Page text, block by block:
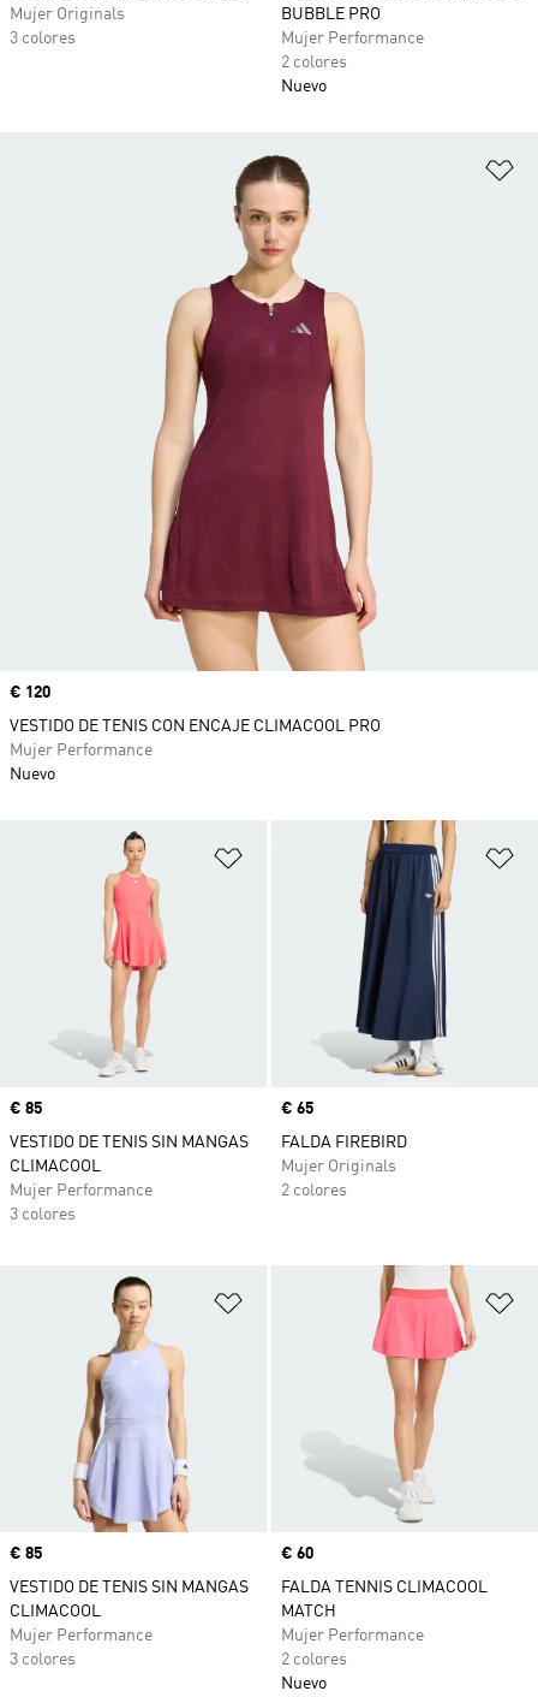
Mujer Originals
3 colores
BUBBLE PRO
Mujer Performance
2 colores
Nuevo
Añadir a la lista de deseos
Precio
€ 85
VESTIDO DE TENIS SIN MANGAS
CLIMACOOL
Mujer Performance
3 colores
Precio
€ 65
FALDA FIREBIRD
Mujer Originals
2 colores
Añadir a la lista de deseos
Precio
€ 85
VESTIDO DE TENIS SIN MANGAS
CLIMACOOL
Mujer Performance
3 colores
Precio
€ 60
FALDA TENNIS CLIMACOOL
MATCH
Mujer Performance
2 colores
Nuevo
Precio
€ 120
VESTIDO DE TENIS CON ENCAJE CLIMACOOL PRO
Mujer Performance
Nuevo